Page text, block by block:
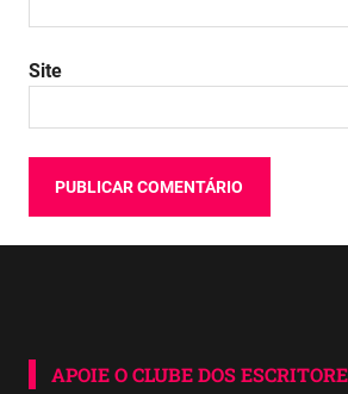
Site
APOIE O CLUBE DOS